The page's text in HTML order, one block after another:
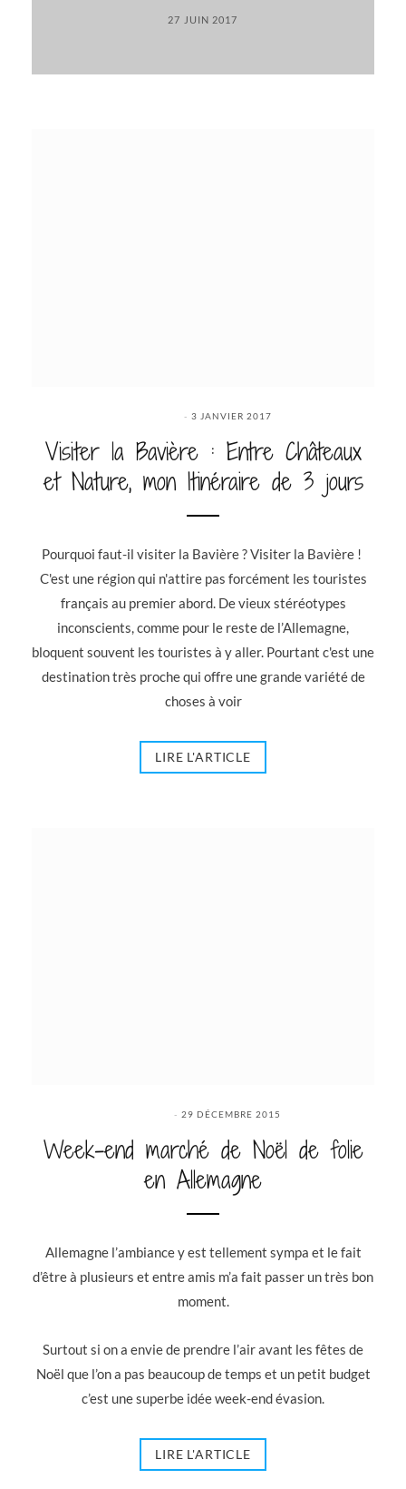
27 JUIN 2017
3 JANVIER 2017
Visiter la Bavière : Entre Châteaux
et Nature, mon Itinéraire de 3 jours
Pourquoi faut-il visiter la Bavière ? Visiter la Bavière !
C'est une région qui n'attire pas forcément les touristes
français au premier abord. De vieux stéréotypes
inconscients, comme pour le reste de l’Allemagne,
bloquent souvent les touristes à y aller. Pourtant c'est une
destination très proche qui offre une grande variété de
choses à voir
LIRE L'ARTICLE
29 DÉCEMBRE 2015
Week-end marché de Noël de folie
en Allemagne
Allemagne l’ambiance y est tellement sympa et le fait
d’être à plusieurs et entre amis m’a fait passer un très bon
moment.
Surtout si on a envie de prendre l’air avant les fêtes de
Noël que l’on a pas beaucoup de temps et un petit budget
c’est une superbe idée week-end évasion.
LIRE L'ARTICLE